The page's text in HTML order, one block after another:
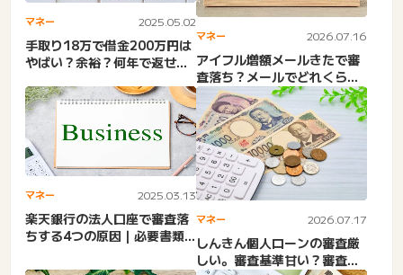
マネー 2025.05.02
手取り18万で借金200万円は
やばい？余裕？何年で返せ
マネー 2026.07.16
アイフル増額メールきたで審
査落ち？メールでどれくらい
上がる？いつから？こな
い？...
マネー 2025.03.13
楽天銀行の法人口座で審査落
ちする4つの原因｜必要書類
電...
マネー 2026.07.17
しんきん個人ローンの審査厳
しい。審査基準甘い？審査結